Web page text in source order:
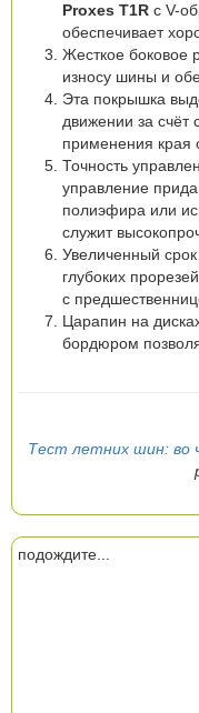
Proxes T1R с V-
обеспечивает
Жесткое боковое
износу шины и
Эта покрышка
движении за счёт
применения края
Точность
управление
полиэфира или
служит
Увеличенный
глубоких
с
Царапин на
бордюром
Тест летних шин: во
подождите...